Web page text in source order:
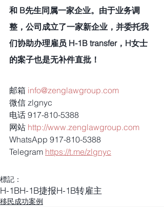
和 B先生同属一家企业。由于业务调
整，公司成立了一家新企业，并委托我
们协助办理雇员 H-1B transfer，H女士
的案子也是无补件直批！
邮箱 info@zenglawgroup.com
微信 zlgnyc
电话 917-810-5388
网站 http://www.zenglawgroup.com
WhatsApp 917-810-5388
Telegram https://t.me/zlgnyc
標記：
H-1BH-1B捷报H-1B转雇主
移民成功案例